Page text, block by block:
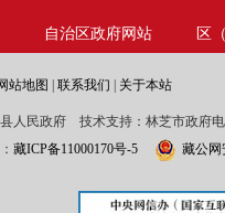
自治区政府网站 区
站地图 联系我们 关于本站
人民政府 技术支持：林芝市政府
藏ICP备11000170号-5 藏公网